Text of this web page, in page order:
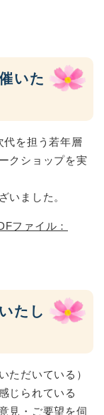
いた
代を担う若年層
クショップを実
いました。
ファイル：
たし
ただいている）
じられている
見・ご要望を伺